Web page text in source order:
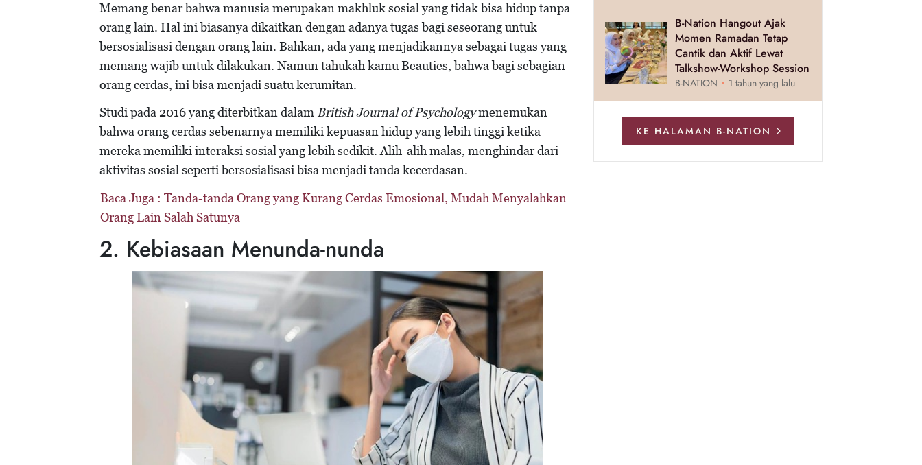
Memang benar bahwa manusia merupakan makhluk sosial yang tidak bisa hidup tanpa
orang lain. Hal ini biasanya dikaitkan dengan adanya tugas bagi seseorang untuk
bersosialisasi dengan orang lain. Bahkan, ada yang menjadikannya sebagai tugas yang
memang wajib untuk dilakukan. Namun tahukah kamu Beauties, bahwa bagi sebagian
orang cerdas, ini bisa menjadi suatu kerumitan.
Studi pada 2016 yang diterbitkan dalam British Journal of Psychologymenemukan
bahwa orang cerdas sebenarnya memiliki kepuasan hidup yang lebih tinggi ketika
mereka memiliki interaksi sosial yang lebih sedikit. Alih-alih malas, menghindar dari
aktivitas sosial seperti bersosialisasi bisa menjadi tanda kecerdasan.
Baca Juga : Tanda-tanda Orang yang Kurang Cerdas Emosional, Mudah Menyalahkan
Orang Lain Salah Satunya
2. Kebiasaan Menunda-nunda
B-Nation Hangout Ajak
Momen Ramadan Tetap
Cantik dan Aktif Lewat
Talkshow-Workshop Session
B-NATION 1 tahun yang lalu
KE HALAMAN B-NATION